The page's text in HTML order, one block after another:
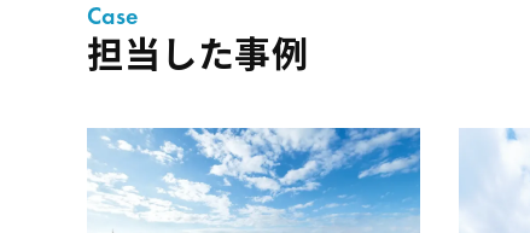
担当した事例
Case